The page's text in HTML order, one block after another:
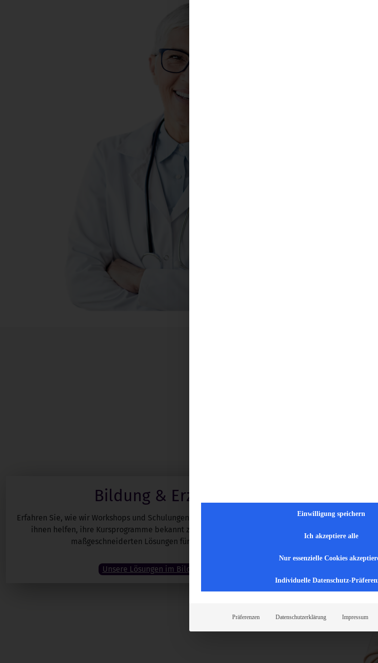
Erfahren
Bildung & Erziehung
Erfahren Sie, wie wir Workshops und Schulungen für Bildungsanbieter erarbeiten und
ihnen helfen, ihre Kursprogramme bekannt zu machen. Entdecken Sie unsere
maßgeschneiderten Lösungen für Bildung & Erziehung.
Unsere Lösungen im Bildungsbereich
Einwilligung speichern
Ich akzeptiere alle
Nur essenzielle Cookies
Individuelle Datenschutz-
Präferenzen Datenschutzerklärung Impressum